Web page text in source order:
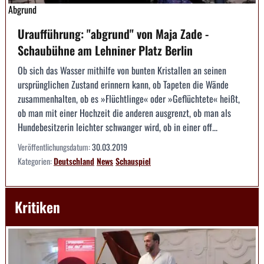
Abgrund
Uraufführung: "abgrund" von Maja Zade -
Schaubühne am Lehniner Platz Berlin
Ob sich das Wasser mithilfe von bunten Kristallen an seinen
ursprünglichen Zustand erinnern kann, ob Tapeten die Wände
zusammenhalten, ob es »Flüchtlinge« oder »Geflüchtete« heißt,
ob man mit einer Hochzeit die anderen ausgrenzt, ob man als
Hundebesitzerin leichter schwanger wird, ob in einer off...
Veröffentlichungsdatum:30.03.2019
Kategorien:DeutschlandNewsSchauspiel
Kritiken